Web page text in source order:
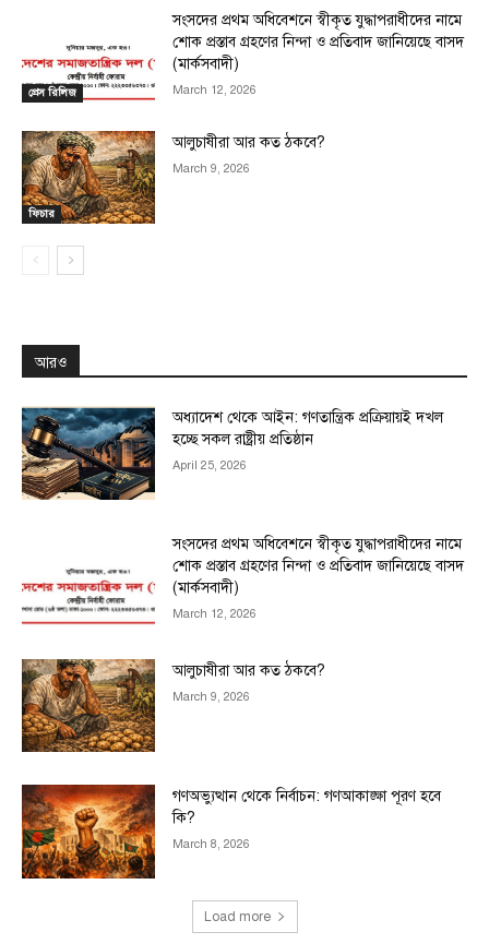
প্রেস রিলিজ
সংসদের প্রথম অধিবেশনে স্বীকৃত যুদ্ধাপরাধীদের নামে
শোক প্রস্তাব গ্রহণের নিন্দা ও প্রতিবাদ জানিয়েছে বাসদ
(মার্কসবাদী)
March 12, 2026
ফিচার
আলুচাষীরা আর কত ঠকবে?
March 9, 2026
আরও
অধ্যাদেশ থেকে আইন: গণতান্ত্রিক প্রক্রিয়ায়ই দখল
হচ্ছে সকল রাষ্ট্রীয় প্রতিষ্ঠান
April 25, 2026
সংসদের প্রথম অধিবেশনে স্বীকৃত যুদ্ধাপরাধীদের নামে
শোক প্রস্তাব গ্রহণের নিন্দা ও প্রতিবাদ জানিয়েছে বাসদ
(মার্কসবাদী)
March 12, 2026
আলুচাষীরা আর কত ঠকবে?
March 9, 2026
গণঅভ্যুত্থান থেকে নির্বাচন: গণআকাঙ্ক্ষা পূরণ হবে
কি?
March 8, 2026
Load more